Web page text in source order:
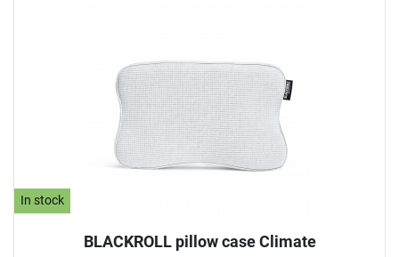
In stock
BLACKROLL pillow case Climate